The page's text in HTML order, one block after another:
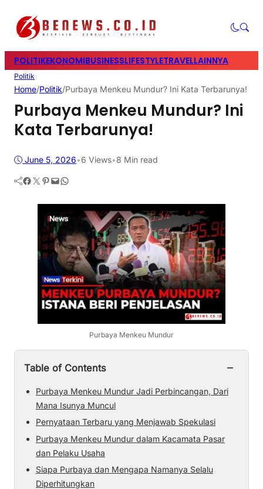
POLITIKEKONOMIBUSINESSLIFESTYLETRAVELLAINNYA
Politik
Home/Politik/Purbaya Menkeu Mundur? Ini Kata Terbarunya!
Purbaya Menkeu Mundur? Ini
Kata Terbarunya!
June 5, 2026•6 Views•8 Min read
Facebook Twitter Pinterest Mail WhatsApp
Purbaya Menkeu Mundur
Table of Contents −
Purbaya Menkeu Mundur Jadi Perbincangan, Dari
Mana Isunya Muncul
Pernyataan Terbaru yang Menjawab Spekulasi
Purbaya Menkeu Mundur dalam Kacamata Pasar
dan Pelaku Usaha
Siapa Purbaya dan Mengapa Namanya Selalu
Diperhitungkan